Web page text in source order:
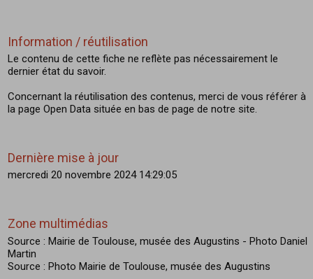
Information / réutilisation
Le contenu de cette fiche ne reflète pas nécessairement le
dernier état du savoir.
Concernant la réutilisation des contenus, merci de vous référer à
la page Open Data située en bas de page de notre site.
Dernière mise à jour
mercredi 20 novembre 2024 14:29:05
Zone multimédias
Source : Mairie de Toulouse, musée des Augustins - Photo Daniel
Martin
Source : Photo Mairie de Toulouse, musée des Augustins